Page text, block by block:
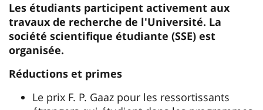
Les étudiants participent activement aux
travaux de recherche de l'Université. La
société scientifique étudiante (SSE) est
organisée.
Réductions et primes
Le prix F. P. Gaaz pour les ressortissants